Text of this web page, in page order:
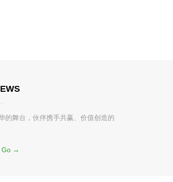
的舞台，伙伴携手共赢、价值创造的
Go →